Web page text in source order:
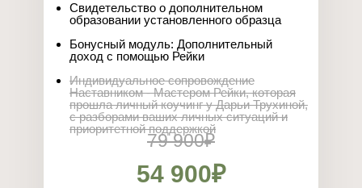
Свидетельство о дополнительном
образовании установленного образца
Бонусный модуль: Дополнительный
доход с помощью Рейки
Индивидуальное сопровождение
Наставником - Мастером Рейки, которая
прошла личный коучинг у Дарьи Трухиной,
с разборами ваших личных ситуаций и
приоритетной поддержкой
79 900₽
54 900₽